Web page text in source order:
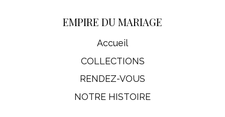
EMPIRE DU MARIAGE
Accueil
COLLECTIONS
RENDEZ-VOUS
NOTRE HISTOIRE